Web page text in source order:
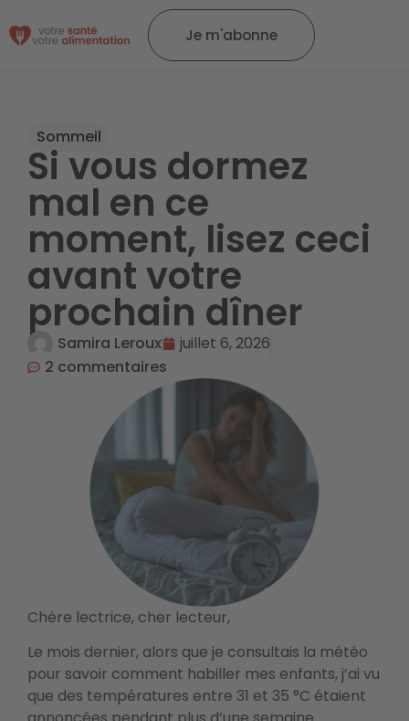
Je m'abonne
Sommeil
Si vous dormez
mal en ce
moment, lisez ceci
avant votre
prochain dîner
Samira Leroux
juillet 6, 2026
2 commentaires
Chère lectrice, cher lecteur,
Le mois dernier, alors que je consultais la météo
pour savoir comment habiller mes enfants, j’ai vu
que des températures entre 31 et 35 °C étaient